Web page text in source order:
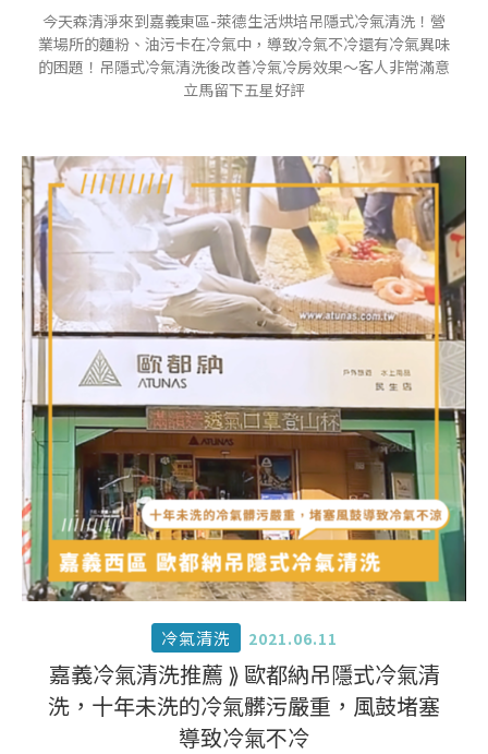
今天森清淨來到嘉義東區-萊德生活烘培吊隱式冷氣清洗！營
業場所的麵粉、油污卡在冷氣中，導致冷氣不冷還有冷氣異味
的困題！吊隱式冷氣清洗後改善冷氣冷房效果～客人非常滿意
立馬留下五星好評
冷氣清洗 2021.06.11
嘉義冷氣清洗推薦 ⟫ 歐都納吊隱式冷氣清
洗，十年未洗的冷氣髒污嚴重，風鼓堵塞
導致冷氣不冷